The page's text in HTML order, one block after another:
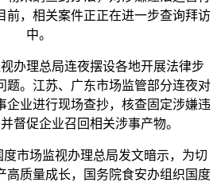
前，相关案件正正在进一步查询拜访
中。
理总局连夜摆设各地开展法律步
题。江苏、广东市场监管部分连夜对
企业进行现场查抄，核查固定涉嫌违
督促企业召回相关涉事产物。
市场监视办理总局发文暗示，为切
高质量成长，国务院食安办组织国度